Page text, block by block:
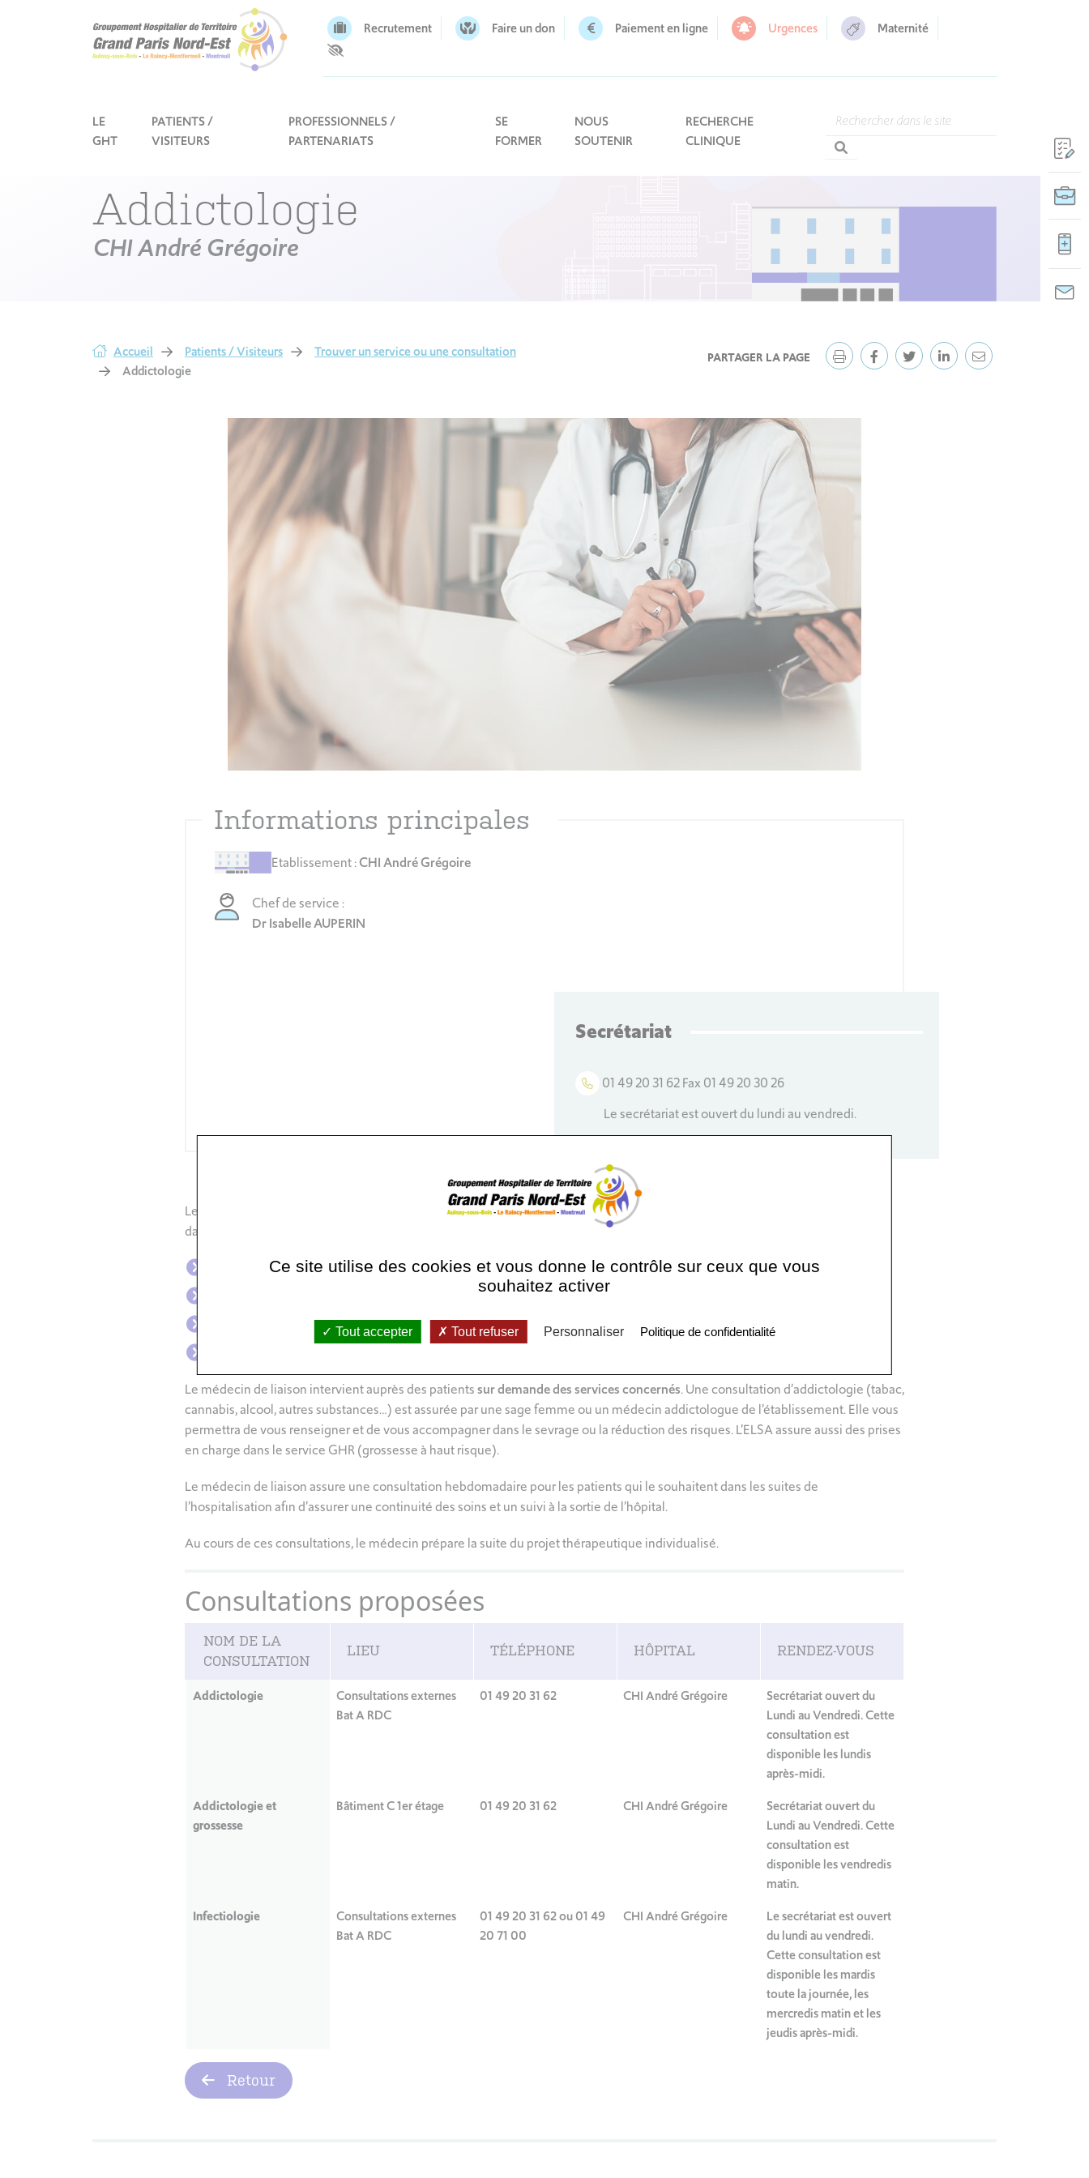
Recrutement Faire un don Paiement en ligne Urgences Maternité
LE
GHT
PATIENTS /
VISITEURS
PROFESSIONNELS /
PARTENARIATS
SE
FORMER
NOUS
SOUTENIR
RECHERCHE
CLINIQUE
Addictologie
CHI André Grégoire
Accueil Patients / Visiteurs
Trouver un service ou une consultation
Addictologie
PARTAGER LA PAGE
Informations principales
Etablissement :CHI André Grégoire
Chef de service :
Dr Isabelle AUPERIN
Secrétariat
01 49 20 31 62 Fax 01 49 20 30 26
Le secrétariat est ouvert du lundi au vendredi.
Le CHI André Grégoire dispose d’une équipe de liaison et de soins en addictologiequi prend en charge des patients hospitalisés
dans son établissement présentant un problème d’addiction :
Les médicaments psychoactifs
Le médecin de liaison intervient auprès des patientssur demande des services concernés. Une consultation d’addictologie (tabac,
cannabis, alcool, autres substances…) est assurée par une sage femme ou un médecin addictologue de l’établissement. Elle vous
permettra de vous renseigner et de vous accompagner dans le sevrage ou la réduction des risques. L’ELSA assure aussi des prises
en charge dans le service GHR (grossesse à haut risque).
Le médecin de liaison assure une consultation hebdomadaire pour les patients qui le souhaitent dans les suites de
l’hospitalisation afin d’assurer une continuité des soins et un suivi à la sortie de l’hôpital.
Au cours de ces consultations, le médecin prépare la suite du projet thérapeutique individualisé.
Consultations proposées
NOM DE LA
CONSULTATION
LIEU TÉLÉPHONE HÔPITAL RENDEZ-VOUS
Addictologie
Consultations externes
Bat A RDC
01 49 20 31 62 CHI André Grégoire
Secrétariat ouvert du
Lundi au Vendredi. Cette
consultation est
disponible les lundis
après-midi.
Addictologie et
grossesse
Bâtiment C 1er étage 01 49 20 31 62 CHI André Grégoire
Secrétariat ouvert du
Lundi au Vendredi. Cette
consultation est
disponible les vendredis
matin.
Infectiologie
Consultations externes
Bat A RDC
01 49 20 31 62 ou 01 49
20 71 00
CHI André Grégoire
Le secrétariat est ouvert
du lundi au vendredi.
Cette consultation est
disponible les mardis
toute la journée, les
mercredis matin et les
jeudis après-midi.
Retour
Ce site utilise des cookies et vous donne le contrôle sur ceux que vous
souhaitez activer
Tout accepter Tout refuser Personnaliser Politique de confidentialité